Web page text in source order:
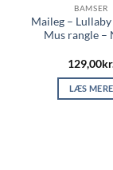
BAMSER
Maileg –
Mus rangle –
129,00
LÆS MERE